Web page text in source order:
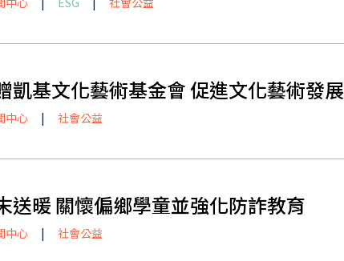
凱基文化藝術基金會 促進文化藝術發展
中心 | 社會公益
送暖 關懷偏鄉學童並強化防詐教育
中心 | 社會公益